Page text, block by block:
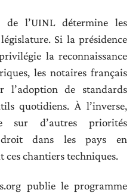
l’UINL détermine les
Si la présidence
la reconnaissance
les notaires français
l’adoption de standards
quotidiens. À l’inverse,
sur d’autres priorités
dans les pays en
ces chantiers techniques.
publie le programme